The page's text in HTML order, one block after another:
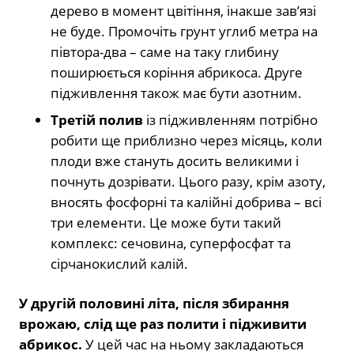
дерево в момент цвітіння, інакше зав’язі
не буде. Промочіть грунт углиб метра на
півтора-два – саме на таку глибину
поширюється коріння абрикоса. Друге
підживлення також має бути азотним.
Третій полив із підживленням потрібно
робити ще приблизно через місяць, коли
плоди вже стануть досить великими і
почнуть дозрівати. Цього разу, крім азоту,
вносять фосфорні та калійні добрива – всі
три елементи. Це може бути такий
комплекс: сечовина, суперфосфат та
сірчанокислий калій.
У другій половині літа, після збирання
врожаю, слід ще раз полити і підживити
абрикос. У цей час на ньому закладаються